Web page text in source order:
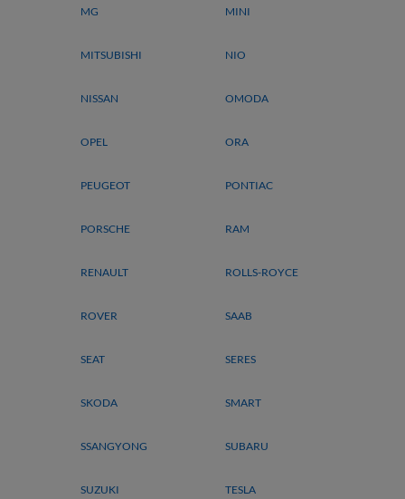
MG MINI
MITSUBISHI NIO
NISSAN OMODA
OPEL ORA
PEUGEOT PONTIAC
PORSCHE RAM
RENAULT ROLLS-ROYCE
ROVER SAAB
SEAT SERES
SKODA SMART
SSANGYONG SUBARU
SUZUKI TESLA